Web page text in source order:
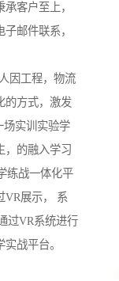
客户至上，
邮件联系，
因工程，物流
的方式，激发
场实训实验学
，的融入学习
练战一体化平
VR展示， 系
过VR系统进行
战平台。